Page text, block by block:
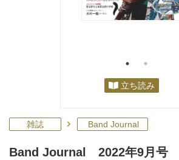
立ち読み
雑誌 Band Journal
Band Journal 2022年9月号